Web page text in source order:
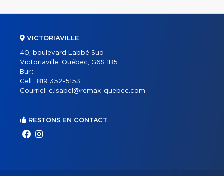
VICTORIAVILLE
40, boulevard Labbé Sud
Victoriaville, Québec, G6S 1B5
Bur.:
Cell.: 819 352-5153
Courriel: c.isabel@remax-quebec.com
RESTONS EN CONTACT